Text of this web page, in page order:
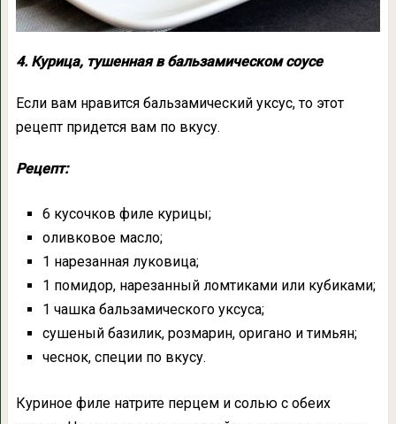
4. Курица, тушенная в бальзамическом соусе
Если вам нравится бальзамический уксус, то этот
рецепт придется вам по вкусу.
Рецепт:
6 кусочков филе курицы;
оливковое масло;
1 нарезанная луковица;
1 помидор, нарезанный ломтиками или кубиками;
1 чашка бальзамического уксуса;
сушеный базилик, розмарин, оригано и тимьян;
чеснок, специи по вкусу.
Куриное филе натрите перцем и солью с обеих